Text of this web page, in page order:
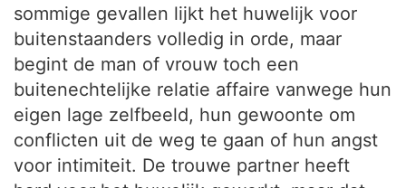
sommige gevallen lijkt het huwelijk voor
buitenstaanders volledig in orde, maar
begint de man of vrouw toch een
buitenechtelijke relatie affaire vanwege hun
eigen lage zelfbeeld, hun gewoonte om
conflicten uit de weg te gaan of hun angst
voor intimiteit. De trouwe partner heeft